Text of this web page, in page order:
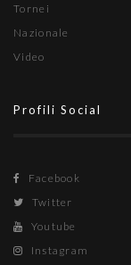
Tornei
Nazionale
Video
Profili Social
Facebook
Twitter
Youtube
Instagram